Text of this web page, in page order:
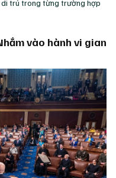
trú trong từng trường hợp
vào hành vi gian